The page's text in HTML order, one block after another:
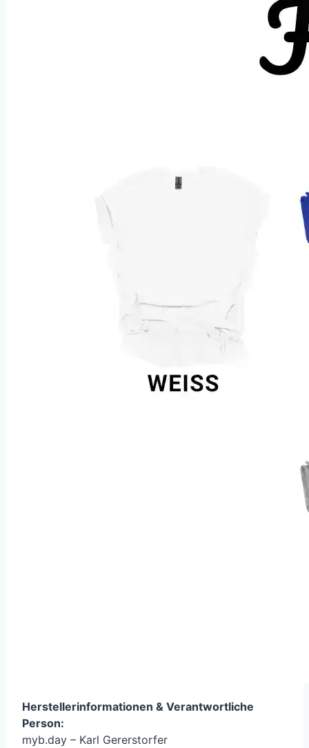
Herstellerinformationen & Verantwortliche
Person:
myb.day – Karl Gererstorfer